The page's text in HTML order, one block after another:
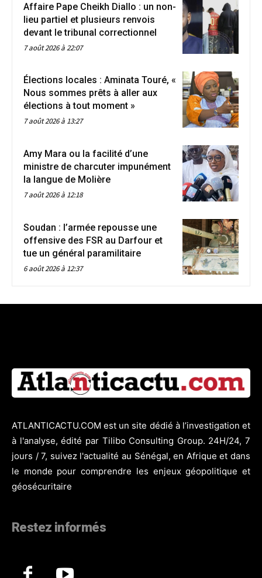
Affaire Pape Cheikh Diallo : un non-
lieu partiel et plusieurs renvois
devant le tribunal correctionnel
7 août 2026 à 22:07
Élections locales : Aminata Touré, «
Nous sommes prêts à aller aux
élections à tout moment »
7 août 2026 à 13:27
Amy Mara ou la facilité d’une
ministre de charcuter impunément
la langue de Molière
7 août 2026 à 12:18
Soudan : l’armée repousse une
offensive des FSR au Darfour et
tue un général paramilitaire
6 août 2026 à 12:37
ATLANTICACTU.COM est un site dédié à l’investigation et
à l'analyse, édité par Tilibo Consulting Group. 24H/24, 7
jours / 7, suivez l'actualité au Sénégal, en Afrique et dans
le monde pour comprendre les enjeux géopolitique et
géosécuritaire
Restez informés